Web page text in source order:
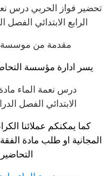
تحضير فواز الحربي درس
الرابع الابتدائي الفصل
مقدمة من موسسة
يسر ادارة مؤسسة
درس نعمة الماء
الابتدائي الفصل الدراسى
كما يمكنكم عملائنا
المجانية او طلب مادة الفقة